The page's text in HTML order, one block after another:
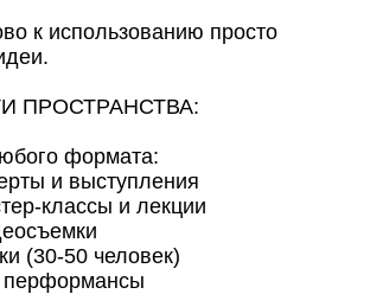
к использованию просто
ПРОСТРАНСТВА:
формата:
и выступления
классы и лекции
(30-50 человек)
перформансы